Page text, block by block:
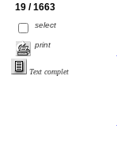
19 / 1663
select
print
Text complet